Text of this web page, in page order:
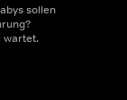
sollen
wartet.